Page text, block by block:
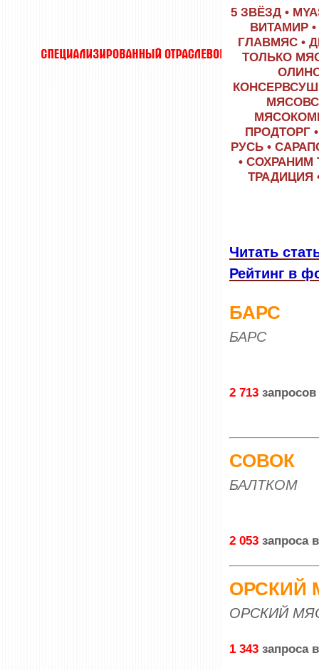
5 ЗВЁЗД •
ВИТАМИР
ГЛАВМЯС •
ТОЛЬКО
ПРОДТОРГ
РУСЬ •
• СОХРАНИМ
ТРАДИЦИЯ
Читать
Рейтинг в
БАРС
БАРС
2 713
СОВОК
БАЛТКОМ
2 053 запроса
ОРСКИЙ
ОРСКИЙ
1 343 запроса